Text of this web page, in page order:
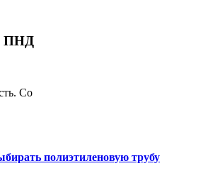
ПНД
Со
полиэтиленовую трубу